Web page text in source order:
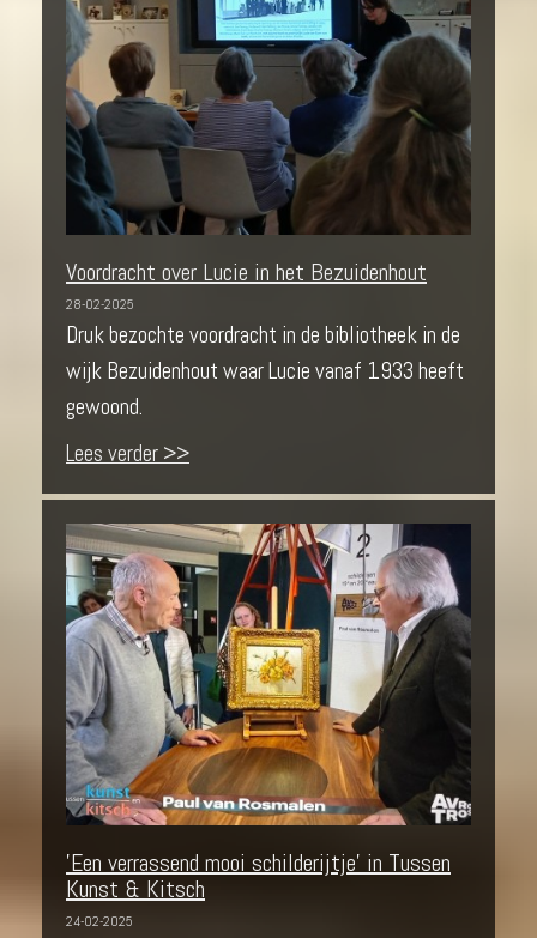
Voordracht over Lucie in het Bezuidenhout
28-02-2025
Druk bezochte voordracht in de bibliotheek in de
wijk Bezuidenhout waar Lucie vanaf 1933 heeft
gewoond.
Lees verder >>
'Een verrassend mooi schilderijtje' in Tussen
Kunst & Kitsch
24-02-2025